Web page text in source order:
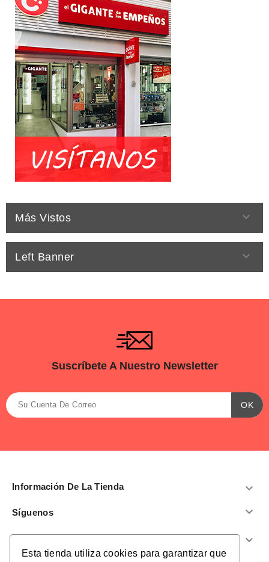
Esta tienda utiliza cookies para garantizar que
Más Vistos 
Left Banner 
Suscríbete A Nuestro Newsletter
Información De La Tienda 
Síguenos 
Productos 